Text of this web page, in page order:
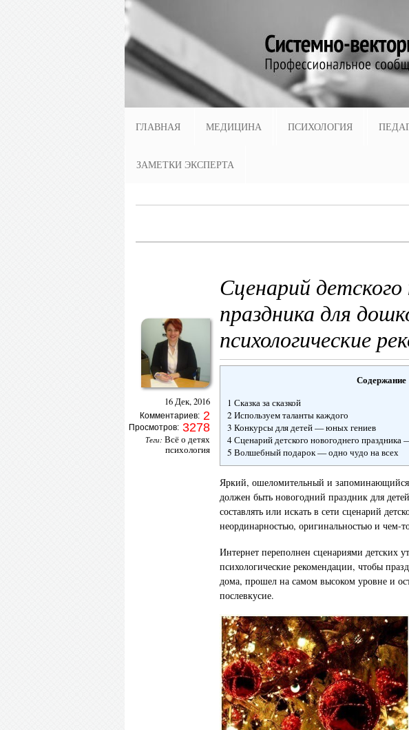
ГЛАВНАЯ МЕДИЦИНА ПСИХОЛОГИЯ
ЗАМЕТКИ ЭКСПЕРТА
Сценарий детского
праздника для
психологические
Содержание
1 Сказка за сказкой
2 Используем таланты каждого
3 Конкурсы для детей — юных гениев
4 Сценарий детского новогоднего
5 Волшебный подарок — одно чудо на всех
Яркий, ошеломительный и
должен быть новогодний праздник для
составлять или искать в сети сценарий
неординарностью, оригинальностью и чем-
Интернет переполнен сценариями детских
психологические рекомендации, чтобы
дома, прошел на самом высоком уровне и
послевкусие.
16 Дек, 2016
Комментариев: 2
Просмотров: 3278
Теги: Всё о детях
психология